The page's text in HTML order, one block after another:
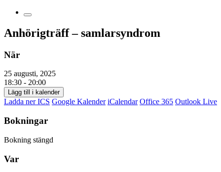
Anhörigträff – samlarsyndrom
När
25 augusti, 2025
18:30 - 20:00
Lägg till i kalender
Ladda ner ICS Google Kalender iCalendar Office 365 Outlook Live
Bokningar
Bokning stängd
Var